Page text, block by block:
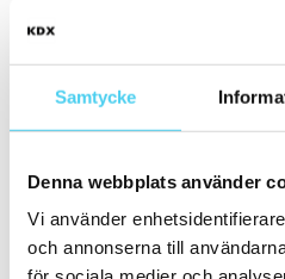
Samtycke
Denna webbplats använder
Vi använder
och annonserna till
(2)
20x25 cm(1)
20x40 cm(1)
ca 20x60 cm(2)
20x58 cm
20x60 cm